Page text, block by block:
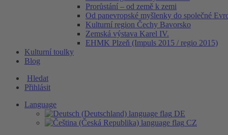
Prorůstání – od země k zemi
Od panevropské myšlenky do společné
Kulturní region Čechy Bavorsko
Zemská výstava Karel IV.
EHMK Plzeň (Impuls 2015 / regio 2015)
Kulturní toulky
Blog
Hledat
Přihlásit
Language
DE
CZ